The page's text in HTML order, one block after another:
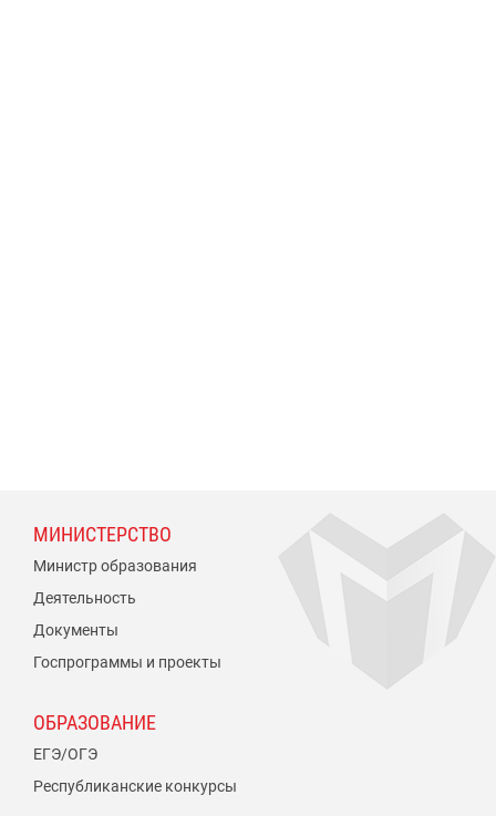
МИНИСТЕРСТВО
Министр образования
Деятельность
Документы
Госпрограммы и проекты
ОБРАЗОВАНИЕ
ЕГЭ/ОГЭ
Республиканские конкурсы